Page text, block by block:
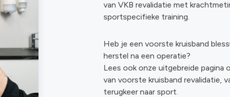
van VKB revalidatie met
sportspecifieke training.
Heb je een voorste kruisband
herstel na een operatie?
Lees ook onze uitgebreide pagina
van voorste kruisband revalidatie,
terugkeer naar sport.